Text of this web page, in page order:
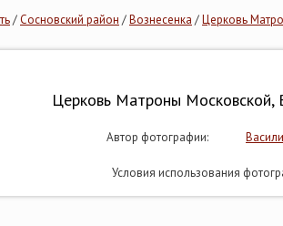
/Сосновский район /Вознесенка /Церковь
Церковь Матроны Московской,
Автор фотографии:
Условия использования